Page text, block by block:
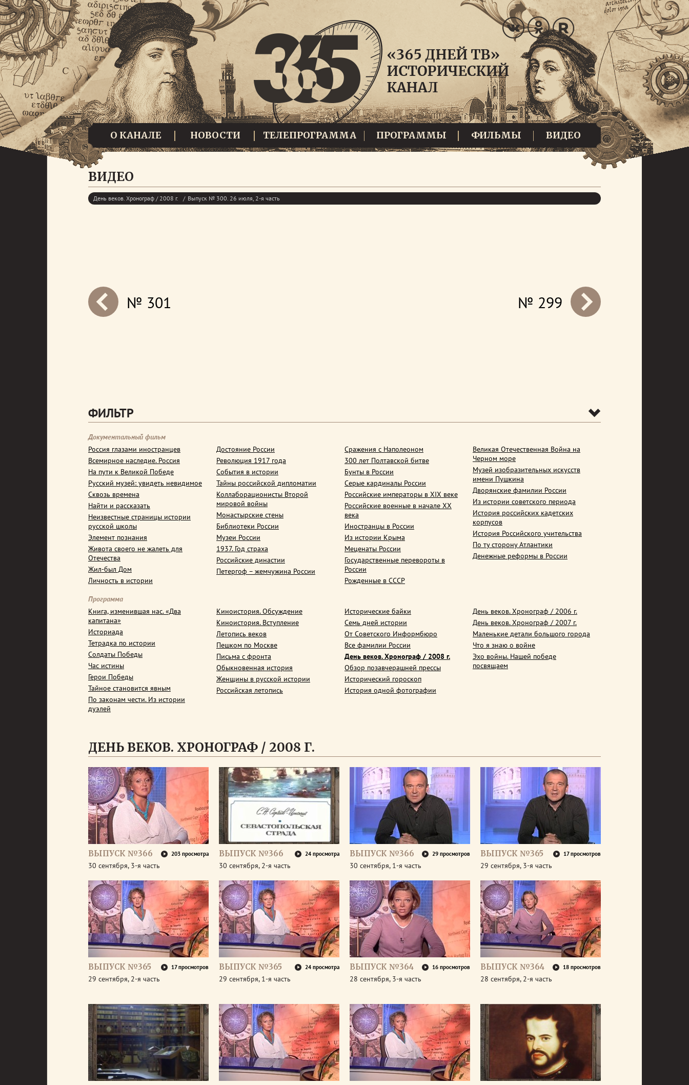
О КАНАЛЕ НОВОСТИ ТЕЛЕПРОГРАММА ПРОГРАММЫ ФИЛЬМЫ ВИДЕО
ВИДЕО
День веков. Хронограф / 2008 г. Выпуск № 300. 26 июля, 2-я часть
prev
next № 299
№ 301
ФИЛЬТР
Документальный фильм
Россия глазами иностранцев
Всемирное наследие. Россия
На пути к Великой Победе
Русский музей: увидеть невидимое
Сквозь времена
Найти и рассказать
Неизвестные страницы истории
русской школы
Элемент познания
Живота своего не жалеть для
Отечества
Жил-был Дом
Личность в истории
Достояние России
Революция 1917 года
События в истории
Тайны российской дипломатии
Коллаборационисты Второй
мировой войны
Монастырские стены
Библиотеки России
Музеи России
1937. Год страха
Российские династии
Петергоф – жемчужина России
Сражения с Наполеоном
300 лет Полтавской битве
Бунты в России
Серые кардиналы России
Российские императоры в XIX веке
Российские военные в начале ХХ
века
Иностранцы в России
Из истории Крыма
Меценаты России
Государственные перевороты в
России
Рожденные в СССР
Великая Отечественная Война на
Черном море
Музей изобразительных искусств
имени Пушкина
Дворянские фамилии России
Из истории советского периода
История российских кадетских
корпусов
История Российского учительства
По ту сторону Атлантики
Денежные реформы в России
Программа
Книга, изменившая нас. «Два
капитана»
Историада
Тетрадка по истории
Солдаты Победы
Час истины
Герои Победы
Тайное становится явным
По законам чести. Из истории
дуэлей
Киноистория. Обсуждение
Киноистория. Вступление
Летопись веков
Пешком по Москве
Письма с фронта
Обыкновенная история
Женщины в русской истории
Российская летопись
Исторические байки
Семь дней истории
От Советского Информбюро
Все фамилии России
День веков. Хронограф / 2008 г.
Обзор позавчерашней прессы
Исторический гороскоп
История одной фотографии
День веков. Хронограф / 2006 г.
День веков. Хронограф / 2007 г.
Маленькие детали большого города
Что я знаю о войне
Эхо войны. Нашей победе
посвящаем
ДЕНЬ ВЕКОВ. ХРОНОГРАФ / 2008 Г.
ВЫПУСК №366 203 просмотра
30 сентября, 3-я часть
ВЫПУСК №366 24 просмотра
30 сентября, 2-я часть
ВЫПУСК №366 29 просмотров
30 сентября, 1-я часть
ВЫПУСК №365 17 просмотров
29 сентября, 3-я часть
ВЫПУСК №365 17 просмотров
29 сентября, 2-я часть
ВЫПУСК №365 24 просмотра
29 сентября, 1-я часть
ВЫПУСК №364 16 просмотров
28 сентября, 3-я часть
ВЫПУСК №364 18 просмотров
28 сентября, 2-я часть